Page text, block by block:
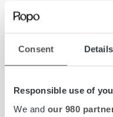
Consent Details
Responsible use of
We and our 980
Kan fatta snabba
högt tempo.
Vi värdesätter
och engagemang!